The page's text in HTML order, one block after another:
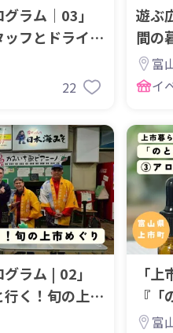
ラム｜03」
ッフとドライ
22
遊ぶ
間の
富
イ
ラム | 02」
行く！旬の上市
「
『
ト体
富